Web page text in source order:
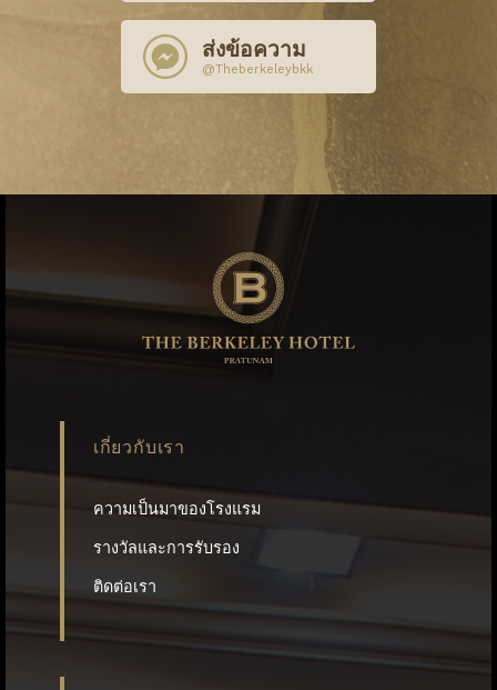
ส่งข้อความ
@Theberkeleybkk
เกี่ยวกับเรา
ความเป็นมาของโรงแรม
รางวัลและการรับรอง
ติดต่อเรา